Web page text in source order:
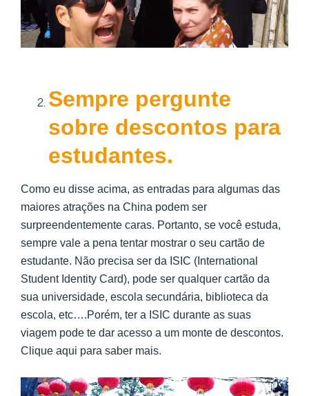
Sempre pergunte
sobre descontos para
estudantes.
Como eu disse acima, as entradas para algumas das
maiores atrações na China podem ser
surpreendentemente caras. Portanto, se você estuda,
sempre vale a pena tentar mostrar o seu cartão de
estudante. Não precisa ser da ISIC (International
Student Identity Card), pode ser qualquer cartão da
sua universidade, escola secundária, biblioteca da
escola, etc….Porém, ter a ISIC durante as suas
viagem pode te dar acesso a um monte de descontos.
Clique aqui para saber mais.